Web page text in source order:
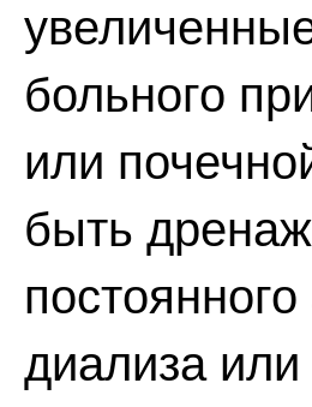
больного
или
быть
диализа